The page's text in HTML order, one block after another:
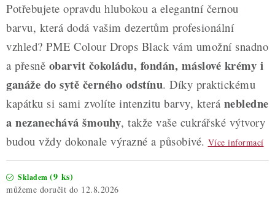
Podmínky ochrany osobních údajů
Potřebujete opravdu hlubokou a elegantní černou
barvu, která dodá vašim dezertům profesionální
vzhled? PME Colour Drops Black vám umožní snadno
a přesně obarvit čokoládu, fondán, máslové krémy i
ganáže do sytě černého odstínu. Díky praktickému
kapátku si sami zvolíte intenzitu barvy, která nebledne
a nezanechává šmouhy, takže vaše cukrářské výtvory
budou vždy dokonale výrazné a působivé. Více informací
Skladem (9 ks)
12.8.2026